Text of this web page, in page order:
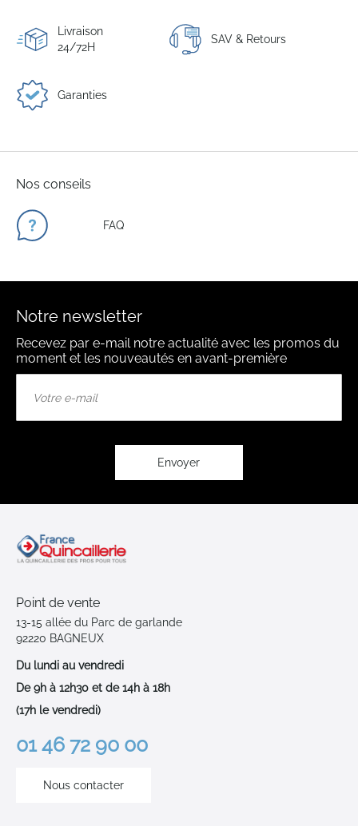
Livraison
24/72H
SAV & Retours
Garanties
Nos conseils
FAQ
Notre newsletter
Recevez par e-mail notre actualité avec les promos du
moment et les nouveautés en avant-première
Envoyer
Point de vente
13-15 allée du Parc de garlande
92220 BAGNEUX
Du lundi au vendredi
De 9h à 12h30 et de 14h à 18h
(17h le vendredi)
01 46 72 90 00
Nous contacter